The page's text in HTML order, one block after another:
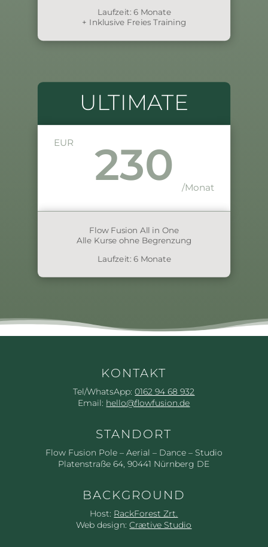
Laufzeit: 6 Monate
+ Inklusive Freies Training
ULTIMATE
EUR 230 /Monat
Flow Fusion All in One
Alle Kurse ohne Begrenzung
Laufzeit: 6 Monate
KONTAKT
Tel/WhatsApp:0162 94 68 932
Email: hello@flowfusion.de
STANDORT
Flow Fusion Pole – Aerial – Dance – Studio
Platenstraße 64, 90441 Nürnberg DE
BACKGROUND
Host: RackForest Zrt.
Web design:Crætive Studio